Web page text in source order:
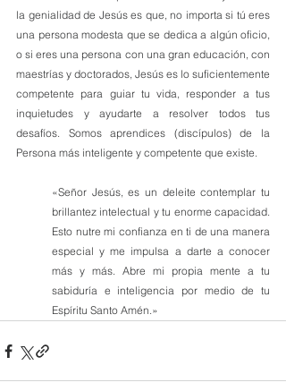
la genialidad de Jesús es que, no importa si tú eres
una persona modesta que se dedica a algún oficio,
o si eres una persona con una gran educación, con
maestrías y doctorados, Jesús es lo suficientemente
competente para guiar tu vida, responder a tus
inquietudes y ayudarte a resolver todos tus
desafíos. Somos aprendices (discípulos) de la
Persona más inteligente y competente que existe.
«Señor Jesús, es un deleite contemplar tu
brillantez intelectual y tu enorme capacidad.
Esto nutre mi confianza en ti de una manera
especial y me impulsa a darte a conocer
más y más. Abre mi propia mente a tu
sabiduría e inteligencia por medio de tu
Espíritu Santo Amén.»